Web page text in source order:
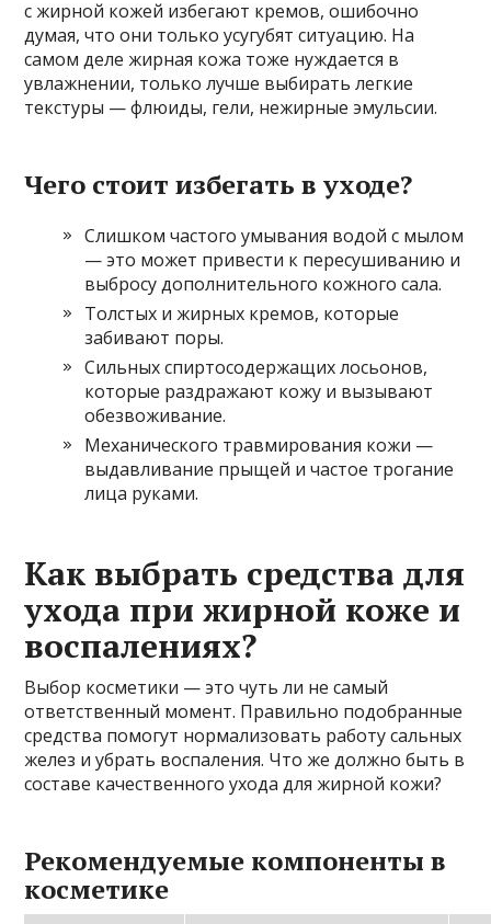
с жирной кожей избегают кремов, ошибочно
думая, что они только усугубят ситуацию. На
самом деле жирная кожа тоже нуждается в
увлажнении, только лучше выбирать легкие
текстуры — флюиды, гели, нежирные эмульсии.
Чего стоит избегать в уходе?
Слишком частого умывания водой с мылом
— это может привести к пересушиванию и
выбросу дополнительного кожного сала.
Толстых и жирных кремов, которые
забивают поры.
Сильных спиртосодержащих лосьонов,
которые раздражают кожу и вызывают
обезвоживание.
Механического травмирования кожи —
выдавливание прыщей и частое трогание
лица руками.
Как выбрать средства для
ухода при жирной коже и
воспалениях?
Выбор косметики — это чуть ли не самый
ответственный момент. Правильно подобранные
средства помогут нормализовать работу сальных
желез и убрать воспаления. Что же должно быть в
составе качественного ухода для жирной кожи?
Рекомендуемые компоненты в
косметике